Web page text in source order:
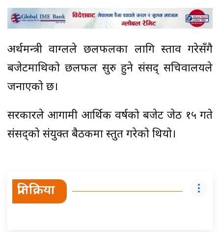
अर्थमन्त्री वाग्लले छलफलका लागि प्रस्ताव गरेसँगै
बजेटमाथिको छलफल सुरु हुने संसद् सचिवालयले
जनाएको छ।
सरकारले आगामी आर्थिक वर्षको बजेट जेठ १५ गते
संसद्को संयुक्त बैठकमा प्रस्तुत गरेको थियो।
प्रतिक्रिया